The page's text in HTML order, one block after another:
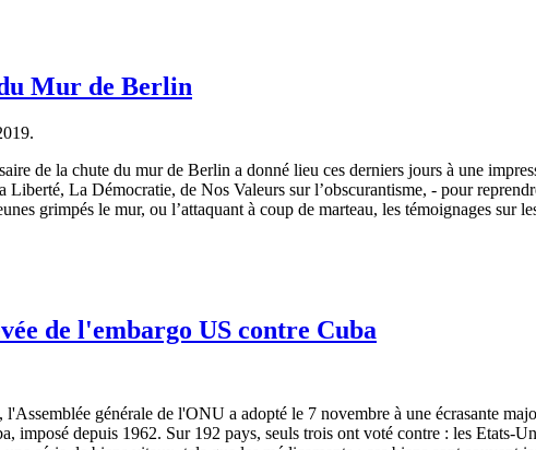
Mur de Berlin
.
de la chute du mur de Berlin a donné lieu ces derniers jours à une
La Démocratie, de Nos Valeurs sur l’obscurantisme, - pour
grimpés le mur, ou l’attaquant à coup de marteau, les témoignages sur
de l'embargo US contre Cuba
l'Assemblée générale de l'ONU a adopté le 7 novembre à une écrasante
imposé depuis 1962. Sur 192 pays, seuls trois ont voté contre : les Etats-